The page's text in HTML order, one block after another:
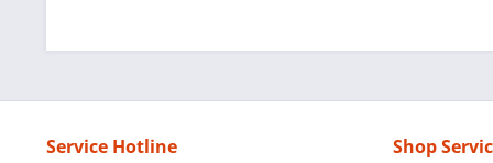
Service Hotline Shop